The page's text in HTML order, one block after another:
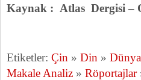
Kaynak : Atlas Dergisi –
Etiketler: Çin » Din » Dünya
Makale Analiz » Röportajlar